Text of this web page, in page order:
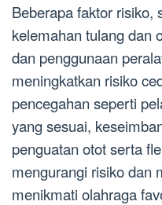
Beberapa faktor risiko,
kelemahan tulang dan
dan penggunaan
meningkatkan risiko
pencegahan seperti
yang sesuai,
penguatan otot serta
mengurangi risiko dan
menikmati olahraga